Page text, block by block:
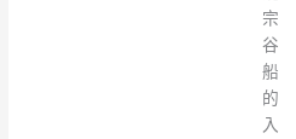
宗
谷
船
的
入